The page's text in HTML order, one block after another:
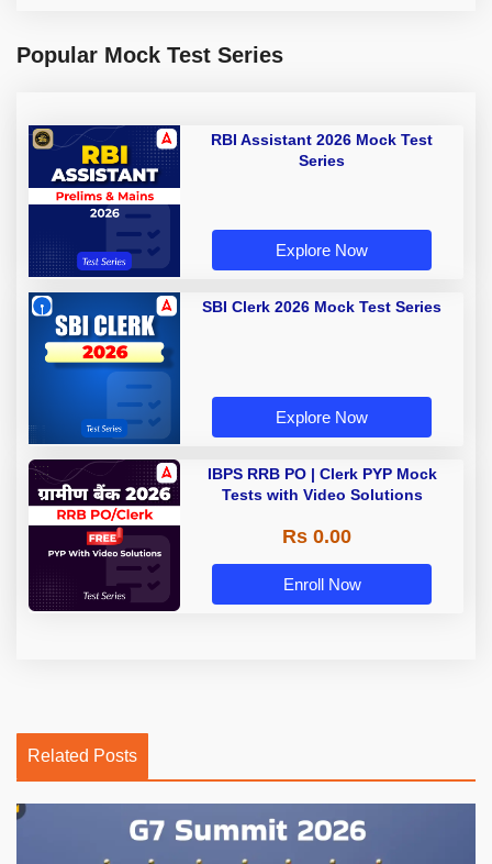
Popular Mock Test Series
RBI Assistant 2026 Mock Test
Series
Explore Now
SBI Clerk 2026 Mock Test Series
Explore Now
IBPS RRB PO | Clerk PYP Mock
Tests with Video Solutions
Rs 0.00
Enroll Now
Related Posts